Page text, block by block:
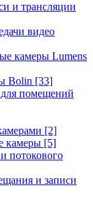
и трансляции
видео
камеры Lumens
Bolin [33]
помещений
[2]
камеры [5]
потокового
и записи